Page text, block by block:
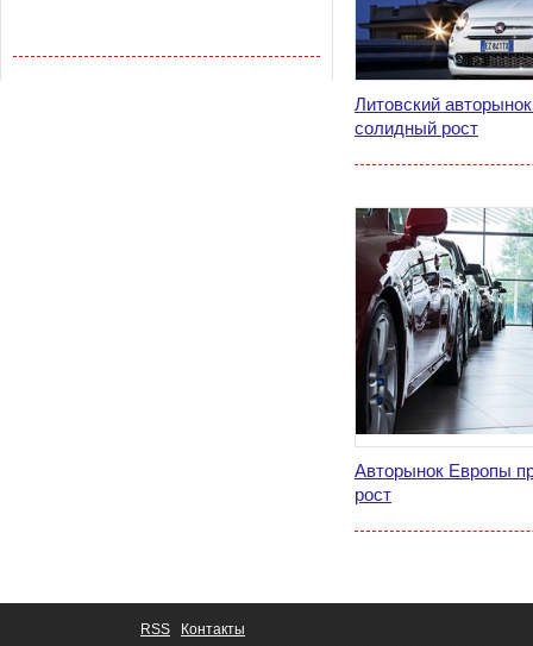
Литовский
солидный рост
Авторынок Европы
рост
RSS
Контакты